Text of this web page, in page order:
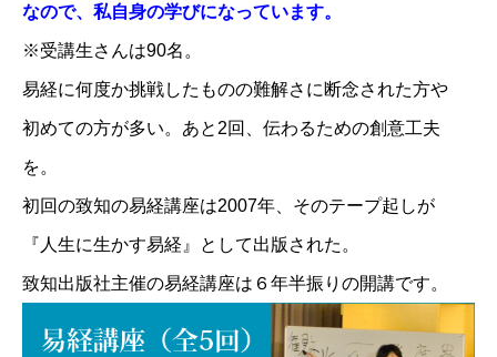
なので、私自身の学びになっています。
※受講生さんは90名。
易経に何度か挑戦したものの難解さに断念された方や
初めての方が多い。あと2回、伝わるための創意工夫
を。
初回の致知の易経講座は2007年、そのテープ起しが
『人生に生かす易経』として出版された。
致知出版社主催の易経講座は６年半振りの開講です。